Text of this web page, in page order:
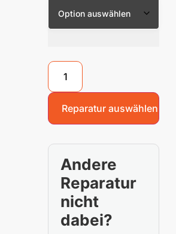
Reparatur auswählen
Andere
Reparatur
nicht
dabei?